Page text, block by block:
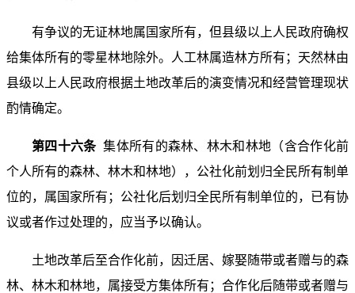
有争议的无证林地属国家所有，但县级以上人民政府确权
给集体所有的零星林地除外。人工林属造林方所有；天然林由
县级以上人民政府根据土地改革后的演变情况和经营管理现状
酌情确定。
第四十六条集体所有的森林、林木和林地（含合作化前
个人所有的森林、林木和林地），公社化前划归全民所有制单
位的，属国家所有；公社化后划归全民所有制单位的，已有协
议或者作过处理的，应当予以确认。
土地改革后至合作化前，因迁居、嫁娶随带或者赠与的森
林、林木和林地，属接受方集体所有；合作化后随带或者赠与